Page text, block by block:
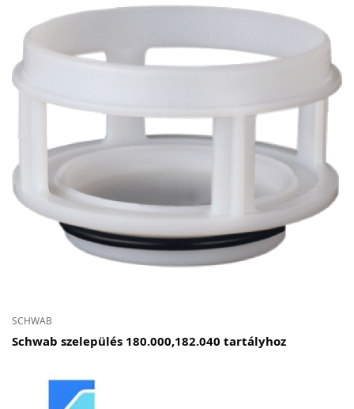
SCHWAB
Schwab szelepülés 180.000,182.040 tartályhoz